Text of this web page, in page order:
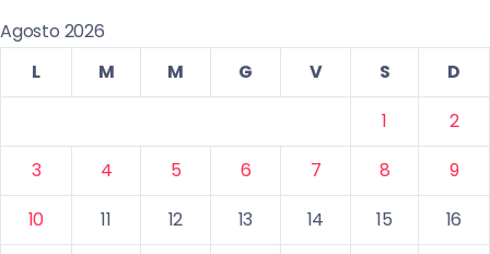
Agosto 2026
L
M M G V S
D
1
2
3
4 5 6 7 8
9
10
11 12 13 14 15
16